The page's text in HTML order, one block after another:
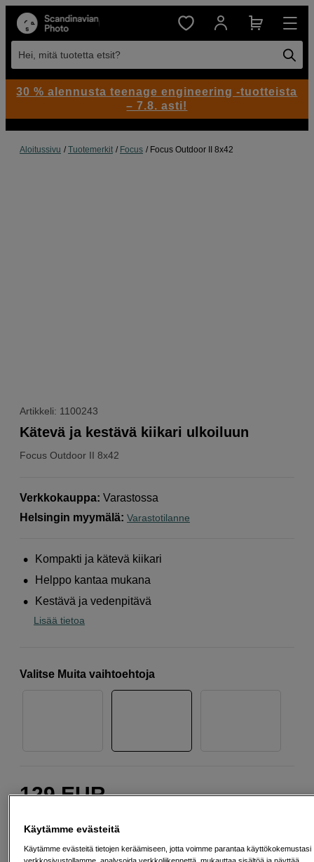
Hei, mitä tuotetta etsit?
Aloitussivu Tuotemerkit Focus Focus Outdoor II 8x42
Artikkeli: 1100243
Focus Outdoor II 8x42
Kätevä ja kestävä kiikari ulkoiluun
Verkkokauppa: Varastossa
Helsingin myymälä: Varastotilanne
Kompakti ja kätevä kiikari
Helppo kantaa mukana
Kestävä ja vedenpitävä
Lisää tietoa
Valitse Muita vaihtoehtoja
129 EUR
30 % alennusta teenage engineering -tuotteista
– 7.8. asti!
Käytämme evästeitä
Käytämme evästeitä tietojen keräämiseen, jotta voimme parantaa käyttökokemustasi